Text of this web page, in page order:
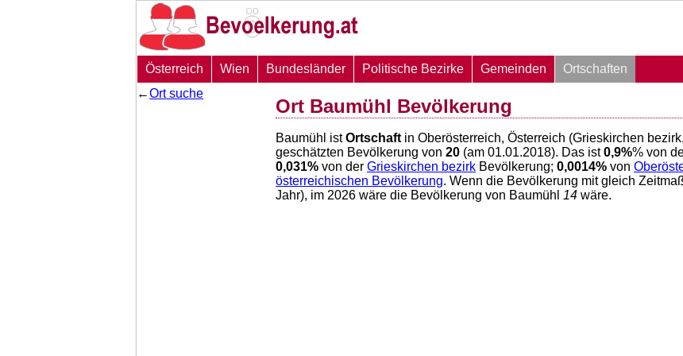
Österreich Wien Bundesländer Politische Bezirke Gemeinden
Ortschaften
←Ort suche
Ort Baumühl Bevölkerung
Baumühl istOrtschaft in Oberösterreich, Österreich (Grieskirchen
geschätzten Bevölkerung von 20 (am 01.01.2018). Das ist0,9%% von
0,031% von der Grieskirchen bezirk Bevölkerung; 0,0014% von
österreichischen Bevölkerung. Wenn die Bevölkerung mit gleich
Jahr), im 2026 wäre die Bevölkerung von Baumühl 14 wäre.